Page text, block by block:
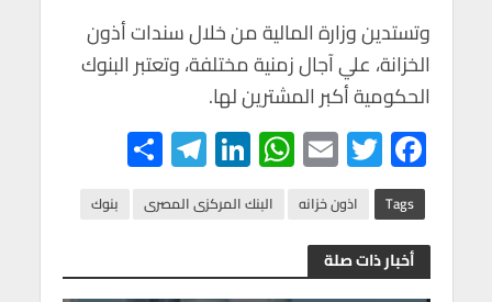
وتستدين وزارة المالية من خلال سندات أذون
الخزانة، علي آجال زمنية مختلفة، وتعتبر البنوك
الحكومية أكبر المشترين لها.
F
ac
e
b
T
wi
tt
er
E
m
ail
W
h
at
Li
n
ke
Te
le
gr
h
ar Tags اذون خزانه البنك المركزى المصرى بنوك
أخبار ذات صلة